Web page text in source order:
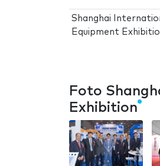
Shanghai
Equipment
Foto
Exhibition